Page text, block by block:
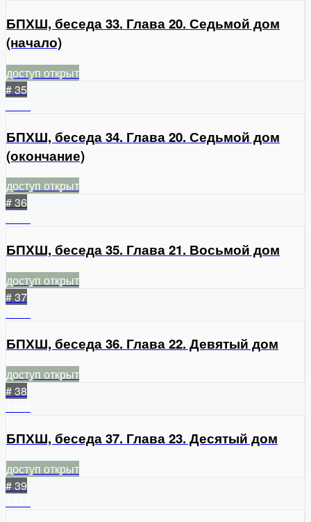
БПХШ, беседа 33. Глава 20. Седьмой дом
(начало)
доступ открыт
# 35
БПХШ, беседа 34. Глава 20. Седьмой дом
(окончание)
доступ открыт
# 36
БПХШ, беседа 35. Глава 21. Восьмой дом
доступ открыт
# 37
БПХШ, беседа 36. Глава 22. Девятый дом
доступ открыт
# 38
БПХШ, беседа 37. Глава 23. Десятый дом
доступ открыт
# 39